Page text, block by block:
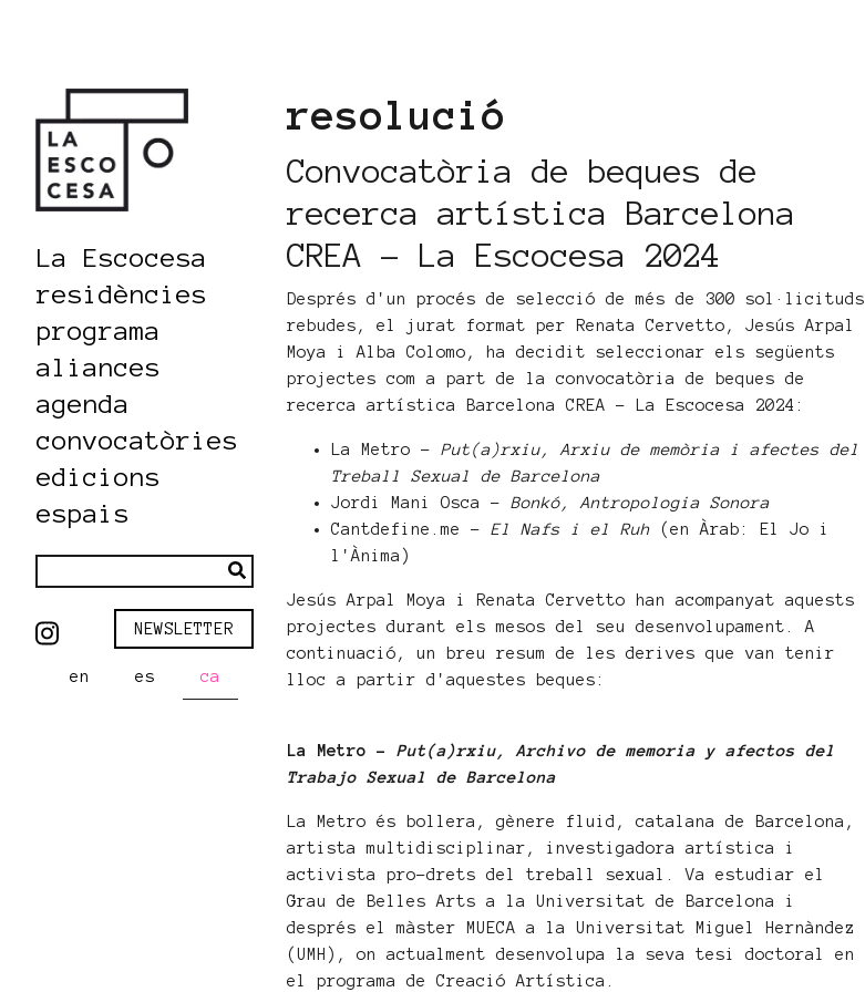
La Escocesa
residències
programa
aliances
agenda
convocatòries
edicions
espais
NEWSLETTER
en es ca
resolució
Convocatòria de beques de
recerca artística Barcelona
CREA - La Escocesa 2024
Després d'un procés de selecció de més de 300 sol·licituds
rebudes, el jurat format per Renata Cervetto, Jesús Arpal
Moya i Alba Colomo, ha decidit seleccionar els següents
projectes com a part de la convocatòria de beques de
recerca artística Barcelona CREA - La Escocesa 2024:
La Metro -Put(a)rxiu, Arxiu de memòria i afectes del
Treball Sexual de Barcelona
Jordi Mani Osca -Bonkó, Antropologia Sonora
Cantdefine.me -El Nafs i el Ruh (en Àrab: El Jo i
l'Ànima)
Jesús Arpal Moya i Renata Cervetto han acompanyat aquests
projectes durant els mesos del seu desenvolupament. A
continuació, un breu resum de les derives que van tenir
lloc a partir d'aquestes beques:
La Metro -Put(a)rxiu, Archivo de memoria y afectos del
Trabajo Sexual de Barcelona
La Metro és bollera, gènere fluid, catalana de Barcelona,
artista multidisciplinar, investigadora artística i
activista pro-drets del treball sexual. Va estudiar el
Grau de Belles Arts a la Universitat de Barcelona i
després el màster MUECA a la Universitat Miguel Hernàndez
(UMH), on actualment desenvolupa la seva tesi doctoral en
el programa de Creació Artística.